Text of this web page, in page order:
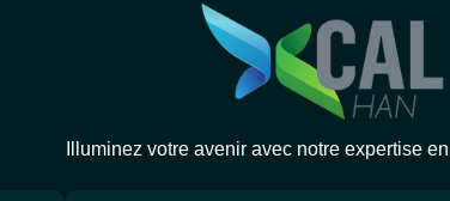
Illuminez votre avenir avec notre expertise